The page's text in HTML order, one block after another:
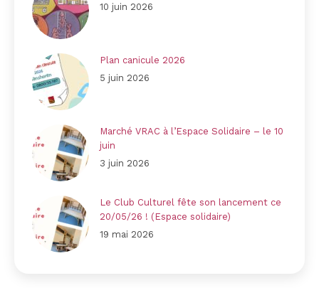
10 juin 2026
Plan canicule 2026
5 juin 2026
Marché VRAC à l’Espace Solidaire – le 10
juin
3 juin 2026
Le Club Culturel fête son lancement ce
20/05/26 ! (Espace solidaire)
19 mai 2026